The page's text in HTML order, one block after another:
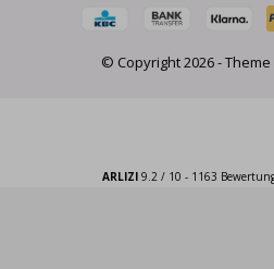
© Copyright2026- Theme
ARLIZI9.2/ 10 - 1163